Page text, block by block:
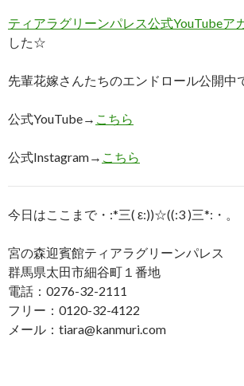
ティアラグリーンパレス公式YouTubeア
した☆
先輩花嫁さんたちのエンドロール公開中
公式YouTube→ こちら
公式Instagram→ こちら
今日はここまで・:*三( ε:))☆((:3 )三*:・。
宮の森迎賓館ティアラグリーンパレス
群馬県太田市細谷町１番地
電話：0276-32-2111
フリー：0120-32-4122
メール：tiara@kanmuri.com